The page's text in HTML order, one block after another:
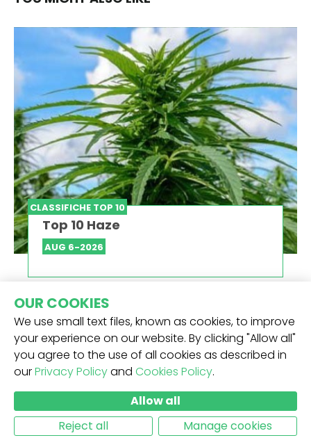
CLASSIFICHE TOP 10
Top 10 Haze
AUG 6-2026
OUR COOKIES
We use small text files, known as cookies, to improve
your experience on our website. By clicking "Allow all"
you agree to the use of all cookies as described in
ourPrivacy Policyand Cookies Policy.
Allow all
Reject all
Manage cookies